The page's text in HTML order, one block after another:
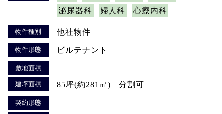
泌尿器科
婦人科 心療内科
物件種別 他社物件
物件形態 ビルテナント
敷地面積
建坪面積 85坪(約281㎡) 分割可
契約形態